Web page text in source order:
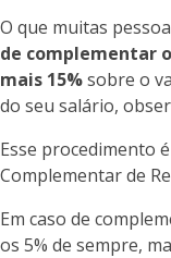
O que muitas
de complementar
mais 15%sobre o
do seu salário,
Esse procedimento
Complementar de
Em caso de
os 5% de sempre,